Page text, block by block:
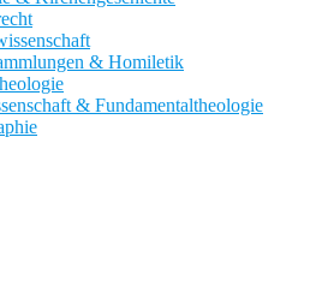
& Homiletik
& Fundamentaltheologie